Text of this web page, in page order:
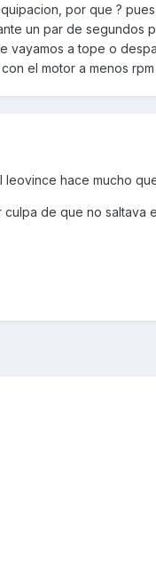
por que ?
un par de segundos
vayamos a tope o
el motor a menos
hace mucho
de que no saltava